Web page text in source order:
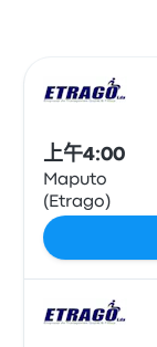
上午4:00
Maputo
(Etrago)